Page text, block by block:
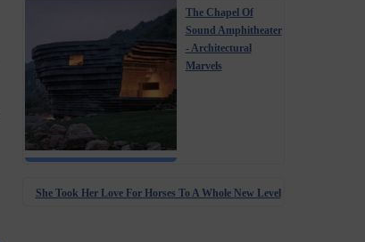
The Chapel Of
Sound Amphitheater
- Architectural
Marvels
She Took Her Love For Horses To A Whole New Level